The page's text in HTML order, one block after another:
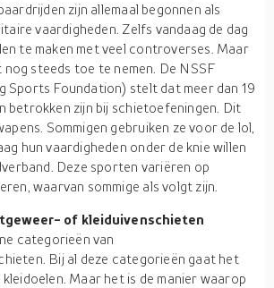
zijn allemaal begonnen als
vaardigheden. Zelfs vandaag de dag
te maken met veel controverses. Maar
steeds toe te nemen. De NSSF
Sports Foundation) stelt dat meer dan 19
betrokken zijn bij schietoefeningen. Dit
Sommigen gebruiken ze voor de lol,
hun vaardigheden onder de knie willen
Deze sporten variëren op
waarvan sommige als volgt zijn.
of kleiduivenschieten
categorieën van
Bij al deze categorieën gaat het
Maar het is de manier waarop